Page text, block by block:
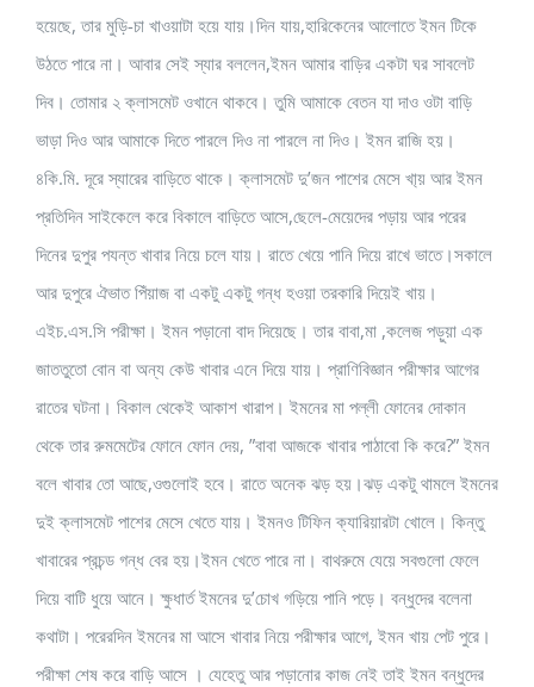
হয়েছে, তার মুড়ি-চা খাওয়াটা হয়ে যায়।দিন যায়,হারিকেনের আলোতে ইমন টিকে
উঠতে পারে না। আবার সেই স্যার বললেন,ইমন আমার বাড়ির একটা ঘর সাবলেট
দিব। তোমার ২ ক্লাসমেট ওখানে থাকবে। তুমি আমাকে বেতন যা দাও ওটা বাড়ি
ভাড়া দিও আর আমাকে দিতে পারলে দিও না পারলে না দিও। ইমন রাজি হয়।
৪কি.মি. দূরে স্যারের বাড়িতে থাকে। ক্লাসমেট দু’জন পাশের মেসে খা্য় আর ইমন
প্রতিদিন সাইকেলে করে বিকালে বাড়িতে আসে,ছেলে-মেয়েদের পড়ায় আর পরের
দিনের দুপুর পযন্ত খাবার নিয়ে চলে যায়। রাতে খেয়ে পানি দিয়ে রাখে ভাতে।সকালে
আর দুপুরে ঐভাত পিঁয়াজ বা একটু একটু গন্ধ হওয়া তরকারি দিয়েই খায়।
এইচ.এস.সি পরীক্ষা। ইমন পড়ানো বাদ দিয়েছে। তার বাবা,মা ,কলেজ পড়ুয়া এক
জাততুতো বোন বা অন্য কেউ খাবার এনে দিয়ে যায়। প্রাণিবিজ্ঞান পরীক্ষার আগের
রাতের ঘটনা। বিকাল থেকেই আকাশ খারাপ। ইমনের মা পল্লী ফোনের দোকান
থেকে তার রুমমেটের ফোনে ফোন দেয়, ”বাবা আজকে খাবার পাঠাবো কি করে?” ইমন
বলে খাবার তো আছে,ওগুলোই হবে। রাতে অনেক ঝড় হয়।ঝড় একটু থামলে ইমনের
দুই ক্লাসমেট পাশের মেসে খেতে যায়। ইমনও টিফিন ক্যারিয়ারটা খোলে। কিন্তু
খাবারের প্রচন্ড গন্ধ বের হয়।ইমন খেতে পারে না। বাথরুমে যেয়ে সবগুলো ফেলে
দিয়ে বাটি ধুয়ে আনে। ক্ষুধার্ত ইমনের দু’চোখ গড়িয়ে পানি পড়ে। বন্ধুদের বলেনা
কথাটা। পরেরদিন ইমনের মা আসে খাবার নিয়ে পরীক্ষার আগে, ইমন খায় পেট পুরে।
পরীক্ষা শেষ করে বাড়ি আসে । যেহেতু আর পড়ানোর কাজ নেই তাই ইমন বন্ধুদের